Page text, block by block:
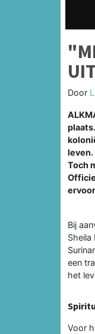
Door
leven.
Toch
Bij
een
het
Voor